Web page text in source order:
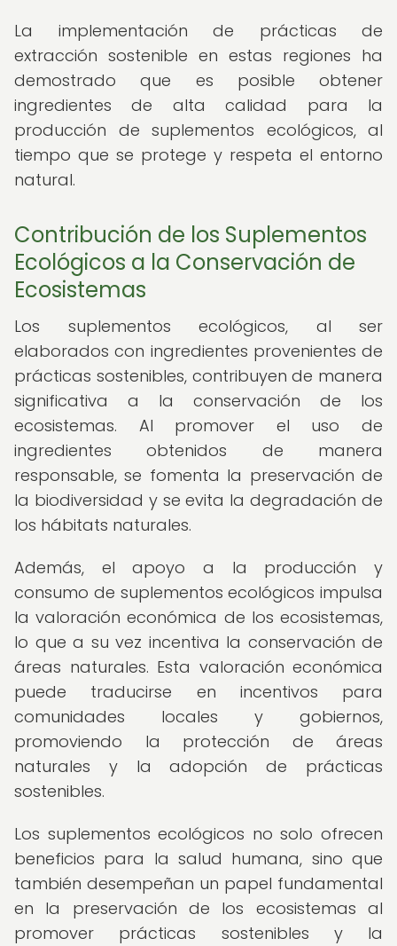
La implementación de prácticas de
extracción sostenible en estas regiones ha
demostrado que es posible obtener
ingredientes de alta calidad para la
producción de suplementos ecológicos, al
tiempo que se protege y respeta el entorno
natural.
Contribución de los Suplementos
Ecológicos a la Conservación de
Ecosistemas
Los suplementos ecológicos, al ser
elaborados con ingredientes provenientes de
prácticas sostenibles, contribuyen de manera
significativa a la conservación de los
ecosistemas. Al promover el uso de
ingredientes obtenidos de manera
responsable, se fomenta la preservación de
la biodiversidad y se evita la degradación de
los hábitats naturales.
Además, el apoyo a la producción y
consumo de suplementos ecológicos impulsa
la valoración económica de los ecosistemas,
lo que a su vez incentiva la conservación de
áreas naturales. Esta valoración económica
puede traducirse en incentivos para
comunidades locales y gobiernos,
promoviendo la protección de áreas
naturales y la adopción de prácticas
sostenibles.
Los suplementos ecológicos no solo ofrecen
beneficios para la salud humana, sino que
también desempeñan un papel fundamental
en la preservación de los ecosistemas al
promover prácticas sostenibles y la